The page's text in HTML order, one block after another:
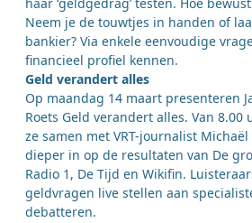
Neem je de touwtjes in handen of
bankier? Via enkele eenvoudige
financieel profiel kennen.
Geld verandert alles
Op maandag 14 maart presenteren
Roets Geld verandert alles. Van 8.00
ze samen met VRT-journalist
dieper in op de resultaten van De
Radio 1, De Tijd en Wikifin.
geldvragen live stellen aan
debatteren.